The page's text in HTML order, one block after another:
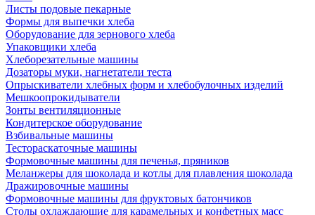
Листы подовые пекарные
Формы для выпечки хлеба
Оборудование для зернового хлеба
Упаковщики хлеба
Хлеборезательные машины
Дозаторы муки, нагнетатели теста
Опрыскиватели хлебных форм и хлебобулочных изделий
Мешкоопрокидыватели
Зонты вентиляционные
Кондитерское оборудование
Взбивальные машины
Тестораскаточные машины
Формовочные машины для печенья, пряников
Меланжеры для шоколада и котлы для плавления шоколада
Дражировочные машины
Формовочные машины для фруктовых батончиков
Столы охлаждающие для карамельных и конфетных масс